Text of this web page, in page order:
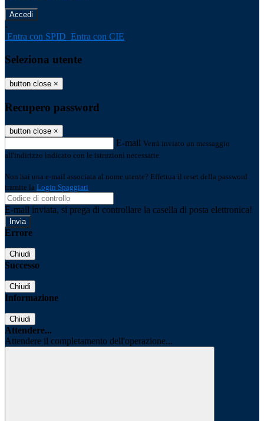
-
Entra con SPID Entra con CIE
Seleziona utente
button close ×
Recupero password
button close ×
E-mail Verrà inviato un messaggio
all'indirizzo indicato con le istruzioni necessarie.
Non hai una e-mail associata al nome utente? Effettua il reset della password
tramite la Login Spaggiari
E-mail inviata, si prega di controllare la casella di posta elettronica!
Errore
Chiudi
Successo
Chiudi
Informazione
Chiudi
Attendere...
Attendere il completamento dell'operazione...